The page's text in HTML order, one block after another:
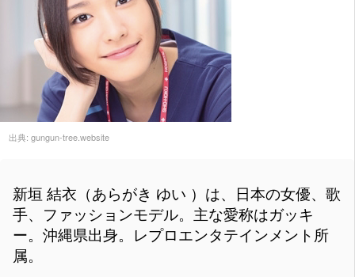
出典: gungun-tree.website
新垣 結衣（あらがき ゆい ）は、日本の女優、歌
手、ファッションモデル。主な愛称はガッキ
ー。沖縄県出身。レプロエンタテインメント所
属。